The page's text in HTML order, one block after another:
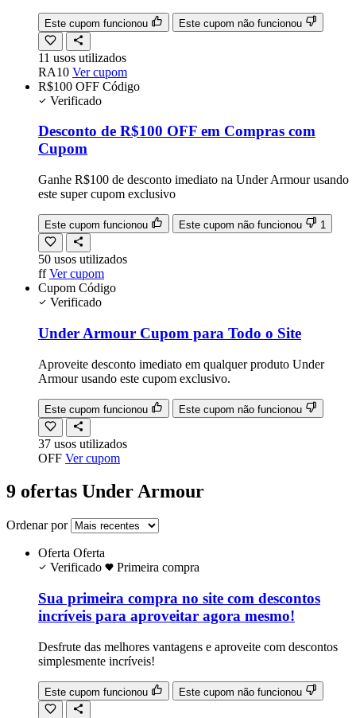
Este cupom funcionou Este cupom não funcionou
11 usos utilizados
RA10 Ver cupom
R$100 OFF Código
Verificado
Desconto de R$100 OFF em Compras com
Cupom
Ganhe R$100 de desconto imediato na Under Armour usando
este super cupom exclusivo
Este cupom funcionou Este cupom não funcionou 1
50 usos utilizados
ff Ver cupom
Cupom Código
Verificado
Under Armour Cupom para Todo o Site
Aproveite desconto imediato em qualquer produto Under
Armour usando este cupom exclusivo.
Este cupom funcionou Este cupom não funcionou
37 usos utilizados
OFF Ver cupom
9 ofertas Under Armour
Ordenar por
Oferta Oferta
Verificado
Primeira compra
Sua primeira compra no site com descontos
incríveis para aproveitar agora mesmo!
Desfrute das melhores vantagens e aproveite com descontos
simplesmente incríveis!
Este cupom funcionou Este cupom não funcionou